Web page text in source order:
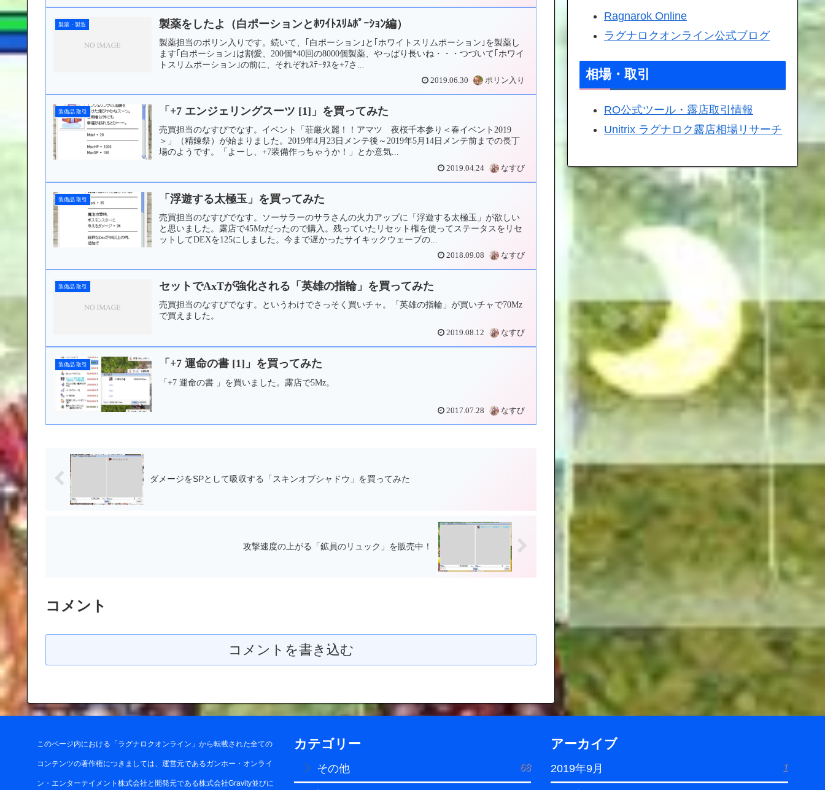
製薬・製造 製薬をしたよ（白ポーションとﾎﾜｲﾄｽﾘﾑﾎﾟｰｼｮﾝ編）
製薬担当のポリン入りです。続いて、｢白ポーション｣と｢ホワイトスリムポーション｣を製薬し
ます｢白ポーション｣は割愛、200個*40回の8000個製薬、やっぱり長いね・・・つづいて｢ホワイ
トスリムポーション｣の前に、それぞれｽﾃｰﾀｽを+7さ...
2019.06.30 ポリン入り
装備品 取引 「+7 エンジェリングスーツ [1]」を買ってみた
売買担当のなすびでなす。イベント「荘厳火麗！！アマツ 夜桜千本参り＜春イベント2019
＞」（精錬祭）が始まりました。2019年4月23日メンテ後～2019年5月14日メンテ前までの長丁
場のようです。「よーし、+7装備作っちゃうか！」とか意気...
2019.04.24 なすび
装備品 取引 「浮遊する太極玉」を買ってみた
売買担当のなすびでなす。ソーサラーのサラさんの火力アップに「浮遊する太極玉」が欲しい
と思いました。露店で45Mzだったので購入。残っていたリセット権を使ってステータスをリセ
ットしてDEXを125にしました。今まで遅かったサイキックウェーブの...
2018.09.08 なすび
装備品 取引 セットでAxTが強化される「英雄の指輪」を買ってみた
売買担当のなすびでなす。というわけでさっそく買いチャ。「英雄の指輪」が買いチャで70Mz
で買えました。
2019.08.12 なすび
装備品 取引 「+7 運命の書 [1]」を買ってみた
「+7 運命の書 」を買いました。露店で5Mz。
2017.07.28 なすび
ダメージをSPとして吸収する「スキンオブシャドウ」を買ってみた
攻撃速度の上がる「鉱員のリュック」を販売中！
コメント
コメントを書き込む
Ragnarok Online
ラグナロクオンライン公式ブログ
相場・取引
RO公式ツール・露店取引情報
Unitrix ラグナロク露店相場リサーチ
このページ内における「ラグナロクオンライン」から転載された全ての
コンテンツの著作権につきましては、運営元であるガンホー・オンライ
ン・エンターテイメント株式会社と開発元である株式会社Gravity並びに
カテゴリー
その他 68
アーカイブ
2019年9月 1